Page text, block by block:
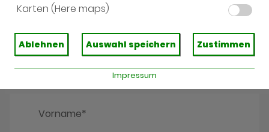
Karten (Here maps)
Ablehnen Auswahl speichern Zustimmen
Impressum